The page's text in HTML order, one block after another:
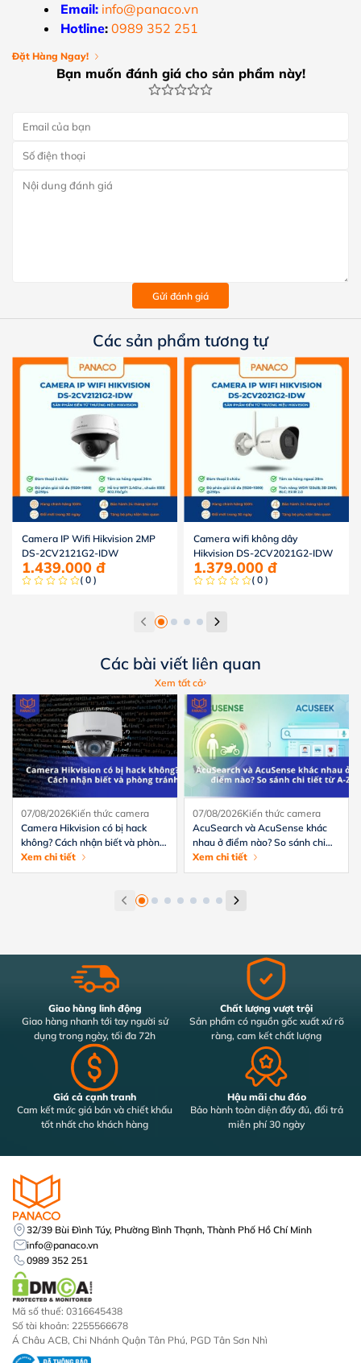
Email: info@panaco.vn
Hotline: 0989 352 251
Đặt Hàng Ngay!
Bạn muốn đánh giá cho sản phẩm này!
Gửi đánh giá
Các sản phẩm tương tự
Camera IP Wifi Hikvision 2MP
DS-2CV2121G2-IDW
1.439.000 đ
( 0 )
Camera wifi không dây
Hikvision DS-2CV2021G2-IDW
1.379.000 đ
( 0 )
Các bài viết liên quan
Xem tất cả
07/08/2026Kiến thức camera
Camera Hikvision có bị hack
không? Cách nhận biết và phòng
tránh hiệu quả
Xem chi tiết
07/08/2026Kiến thức camera
AcuSearch và AcuSense khác
nhau ở điểm nào? So sánh chi
tiết từ A-Z
Xem chi tiết
Giao hàng linh động
Giao hàng nhanh tới tay người sử
dụng trong ngày, tối đa 72h
Chất lượng vượt trội
Sản phẩm có nguồn gốc xuất xứ rõ
ràng, cam kết chất lượng
Giá cả cạnh tranh
Cam kết mức giá bán và chiết khấu
tốt nhất cho khách hàng
Hậu mãi chu đáo
Bảo hành toàn diện đầy đủ, đổi trả
miễn phí 30 ngày
32/39 Bùi Đình Túy, Phường Bình Thạnh, Thành Phố Hồ Chí Minh
info@panaco.vn
0989 352 251
Mã số thuế: 0316645438
Số tài khoản: 2255566678
Á Châu ACB, Chi Nhánh Quận Tân Phú, PGD Tân Sơn Nhì